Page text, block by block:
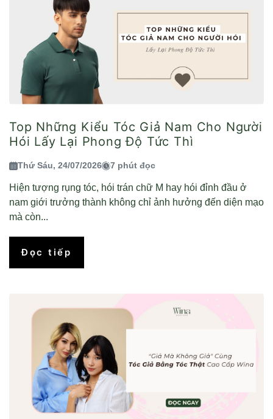
Top Những Kiểu Tóc Giả Nam Cho Người
Hói Lấy Lại Phong Độ Tức Thì
Thứ Sáu, 24/07/2026 7 phút đọc
Hiện tượng rụng tóc, hói trán chữ M hay hói đỉnh đầu ở
nam giới trưởng thành không chỉ ảnh hưởng đến diện mạo
mà còn...
Đọc tiếp